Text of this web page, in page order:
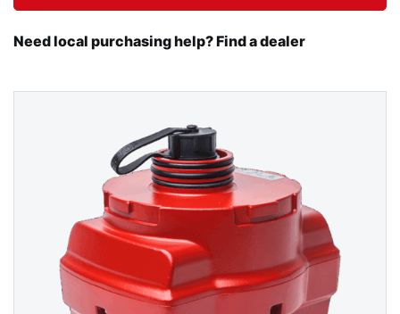
Need local purchasing help? Find a dealer